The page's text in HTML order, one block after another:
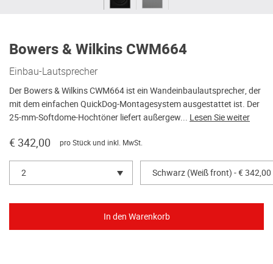
Bowers & Wilkins CWM664
Einbau-Lautsprecher
Der Bowers & Wilkins CWM664 ist ein Wandeinbaulautsprecher, der
mit dem einfachen QuickDog-Montagesystem ausgestattet ist. Der
25-mm-Softdome-Hochtöner liefert außergew... Lesen Sie weiter
€ 342,00 pro Stück und inkl. MwSt.
2 Schwarz (Weiß front) - € 342,00